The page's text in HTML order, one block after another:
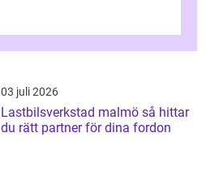
03 juli 2026
Lastbilsverkstad malmö så hittar
du rätt partner för dina fordon